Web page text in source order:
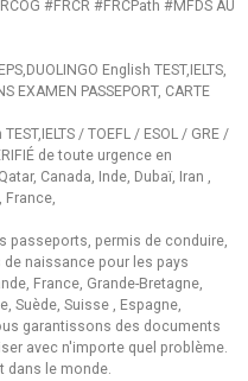
#FRCR #FRCPath #MFDS AU
English TEST,IELTS,
EXAMEN PASSEPORT, CARTE
/ TOEFL / ESOL / GRE /
de toute urgence en
Canada, Inde, Dubaï, Iran ,
France,
passeports, permis de conduire,
de naissance pour les pays
France, Grande-Bretagne,
Suède, Suisse , Espagne,
garantissons des documents
avec n'importe quel problème.
dans le monde.